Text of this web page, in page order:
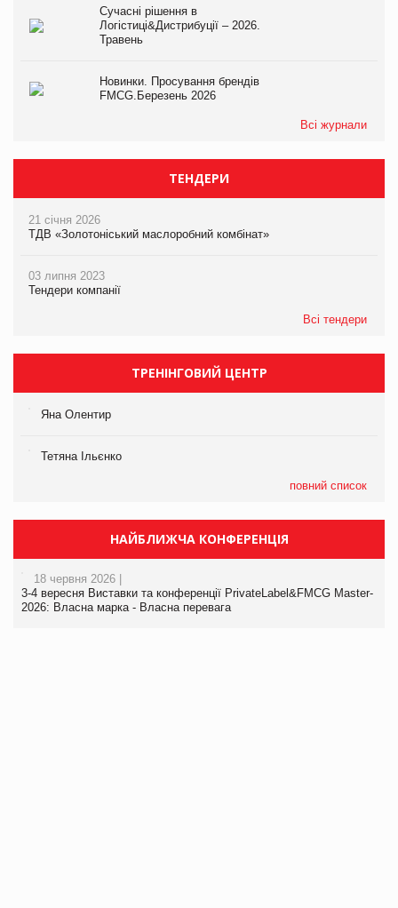
Сучасні рішення в
Логістиці&Дистрибуції – 2026.
Травень
Новинки. Просування брендів
FMCG.Березень 2026
Всі журнали
ТЕНДЕРИ
21 січня 2026
ТДВ «Золотоніський маслоробний комбінат»
03 липня 2023
Тендери компанії
Всі тендери
ТРЕНІНГОВИЙ ЦЕНТР
Яна Олентир
Тетяна Ільєнко
повний список
НАЙБЛИЖЧА КОНФЕРЕНЦІЯ
18 червня 2026 |
3-4 вересня Виставки та конференції PrivateLabel&FMCG Master-
2026: Власна марка - Власна перевага